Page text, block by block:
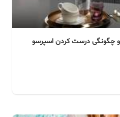
چگونگی درست کردن اسپرسو